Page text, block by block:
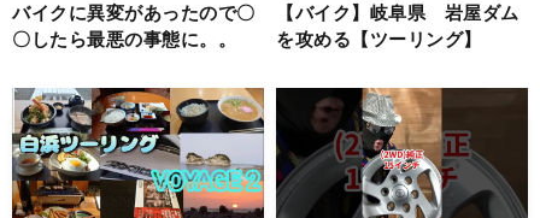
バイクに異変があったので〇
〇したら最悪の事態に。。
【バイク】岐阜県 岩屋ダム
を攻める【ツーリング】